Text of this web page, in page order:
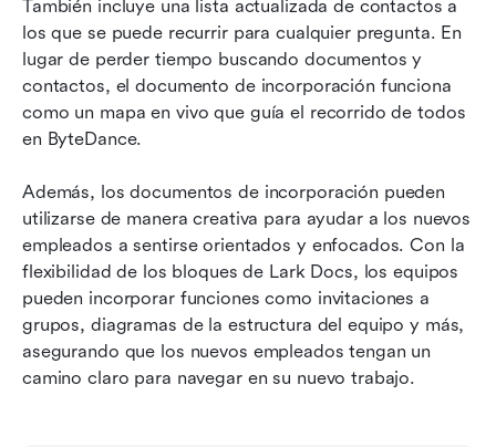
También incluye una lista actualizada de contactos a
los que se puede recurrir para cualquier pregunta. En
lugar de perder tiempo buscando documentos y
contactos, el documento de incorporación funciona
como un mapa en vivo que guía el recorrido de todos
en ByteDance.
Además, los documentos de incorporación pueden
utilizarse de manera creativa para ayudar a los nuevos
empleados a sentirse orientados y enfocados. Con la
flexibilidad de los bloques de Lark Docs, los equipos
pueden incorporar funciones como invitaciones a
grupos, diagramas de la estructura del equipo y más,
asegurando que los nuevos empleados tengan un
camino claro para navegar en su nuevo trabajo.